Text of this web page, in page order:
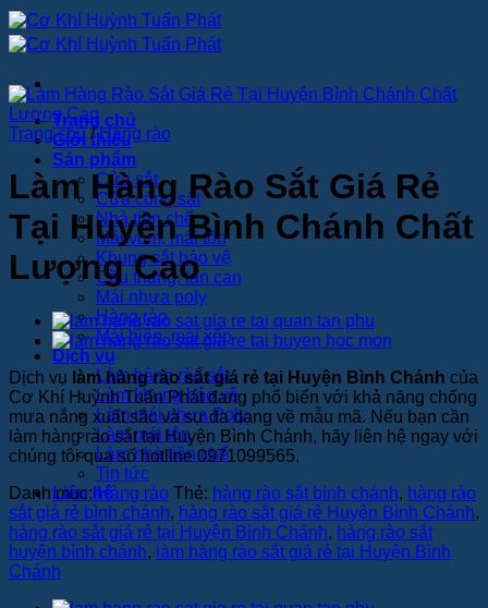
Bỏ
qua
nội
Trang chủ
Giới thiệu
Sản phẩm
Cửa sắt
Cửa cổng sắt
Nhà tiền chế
Mái vòm, mái tôn
Khung sắt bảo vệ
Cầu thang, lan can
Mái nhựa poly
Hàng rào
Mái hiên, mái xếp
Dịch vụ
Làm hàng rào sắt
Làm khung bảo vệ
Làm mái nhựa Poly
Làm mái tôn
Làm nhà tiền chế
Tin tức
Liên hệ
Trang chủ / Hàng rào
Làm Hàng Rào Sắt Giá Rẻ
Tại Huyện Bình Chánh Chất
Lượng Cao
Dịch vụ làm hàng rào sắt giá rẻ tại Huyện Bình Chánh của
Cơ Khí Huỳnh Tuấn Phát đang phổ biến với khả năng chống
mưa nắng xuất sắc và sự đa dạng về mẫu mã. Nếu bạn cần
làm hàng rào sắt tại Huyện Bình Chánh, hãy liên hệ ngay với
chúng tôi qua số hotline 0971099565.
Danh mục:Hàng rào Thẻ: hàng rào sắt bình chánh, hàng rào
sắt giá rẻ bình chánh, hàng rào sắt giá rẻ Huyện Bình Chánh,
hàng rào sắt giá rẻ tại Huyện Bình Chánh, hàng rào sắt
huyện bình chánh, làm hàng rào sắt giá rẻ tại Huyện Bình
Chánh